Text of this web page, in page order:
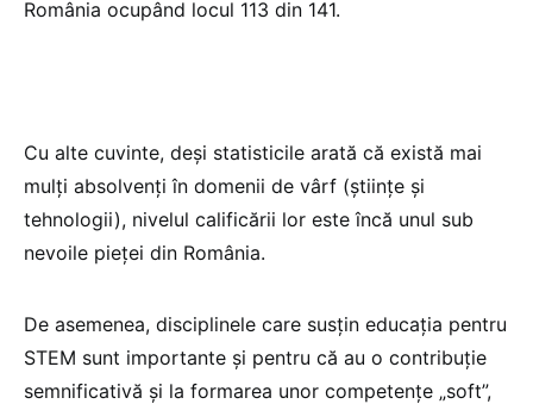
România ocupând locul 113 din 141.
Cu alte cuvinte, deși statisticile arată că există mai
mulți absolvenți în domenii de vârf (științe și
tehnologii), nivelul calificării lor este încă unul sub
nevoile pieței din România.
De asemenea, disciplinele care susțin educația pentru
STEM sunt importante și pentru că au o contribuție
semnificativă și la formarea unor competențe „soft”,